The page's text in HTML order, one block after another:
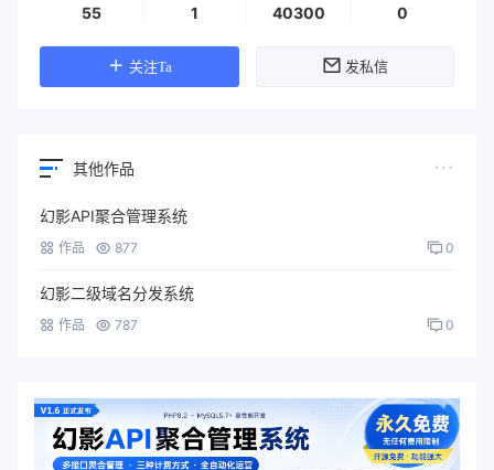
55 1 40300 0
关注Ta 发私信
其他作品
幻影API聚合管理系统
作品 877 0
幻影二级域名分发系统
作品 787 0